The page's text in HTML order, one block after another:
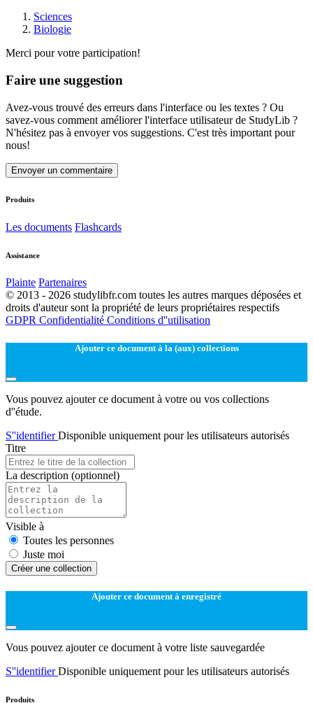
Sciences
Biologie
Merci pour votre participation!
Faire une suggestion
Avez-vous trouvé des erreurs dans l'interface ou les textes ? Ou
savez-vous comment améliorer l'interface utilisateur de StudyLib ?
N'hésitez pas à envoyer vos suggestions. C'est très important pour
nous!
Envoyer un commentaire
Produits
Les documents Flashcards
Assistance
Plainte Partenaires
© 2013 - 2026 studylibfr.com toutes les autres marques déposées et
droits d'auteur sont la propriété de leurs propriétaires respectifs
GDPR Confidentialité Conditions d''utilisation
Ajouter ce document à la (aux) collections
Vous pouvez ajouter ce document à votre ou vos collections
d''étude.
S''identifierDisponible uniquement pour les utilisateurs autorisés
Titre
La description (optionnel)
Visible à
Toutes les personnes
Juste moi
Créer une collection
Ajouter ce document à enregistré
Vous pouvez ajouter ce document à votre liste sauvegardée
S''identifierDisponible uniquement pour les utilisateurs autorisés
Produits